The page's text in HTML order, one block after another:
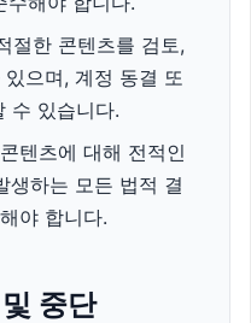
절한 콘텐츠를 검토,
으며, 계정 동결 또
수 있습니다.
텐츠에 대해 전적인
생하는 모든 법적 결
야 합니다.
중단